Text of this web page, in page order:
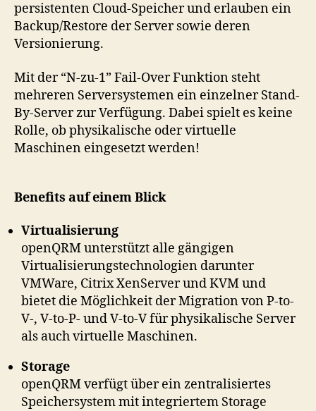
persistenten Cloud-Speicher und erlauben ein
Backup/Restore der Server sowie deren
Versionierung.
Mit der “N-zu-1” Fail-Over Funktion steht
mehreren Serversystemen ein einzelner Stand-
By-Server zur Verfügung. Dabei spielt es keine
Rolle, ob physikalische oder virtuelle
Maschinen eingesetzt werden!
Benefits auf einem Blick
Virtualisierung
openQRM unterstützt alle gängigen
Virtualisierungstechnologien darunter
VMWare, Citrix XenServer und KVM und
bietet die Möglichkeit der Migration von P-to-
V-, V-to-P- und V-to-V für physikalische Server
als auch virtuelle Maschinen.
Storage
openQRM verfügt über ein zentralisiertes
Speichersystem mit integriertem Storage